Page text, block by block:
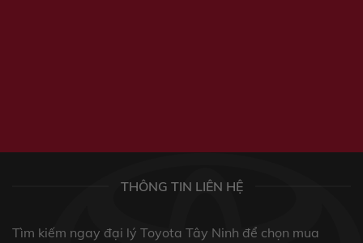
THÔNG TIN LIÊN HỆ
Tìm kiếm ngay đại lý Toyota Tây Ninh để chọn mua